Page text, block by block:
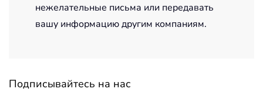
нежелательные письма или передавать
вашу информацию другим компаниям.
Подписывайтесь на нас